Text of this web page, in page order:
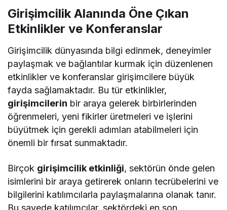
Girişimcilik Alanında Öne Çıkan
Etkinlikler ve Konferanslar
Girişimcilik dünyasında bilgi edinmek, deneyimler
paylaşmak ve bağlantılar kurmak için düzenlenen
etkinlikler ve konferanslar girişimcilere büyük
fayda sağlamaktadır. Bu tür etkinlikler,
girişimcilerin bir araya gelerek birbirlerinden
öğrenmeleri, yeni fikirler üretmeleri ve işlerini
büyütmek için gerekli adımları atabilmeleri için
önemli bir fırsat sunmaktadır.
Birçok girişimcilik etkinliği, sektörün önde gelen
isimlerini bir araya getirerek onların tecrübelerini ve
bilgilerini katılımcılarla paylaşmalarına olanak tanır.
Bu sayede katılımcılar, sektördeki en son